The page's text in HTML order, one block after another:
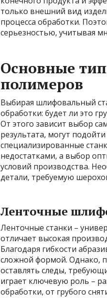
только внешний вид
процесса обработки.
серьезностью, учитывая
Основные
полимеров
Выбирая шлифовальный
обработки: будет ли это
От этого зависит выбор
результата, могут
специализированные
недостатками, а выбор
условий производства.
детали, требуемую
Ленточные
Ленточные станки –
отличает высокая
Благодаря гибкости
сложной формой. Однако,
оставлять следы,
играет ключевую роль –
обработки, от грубого